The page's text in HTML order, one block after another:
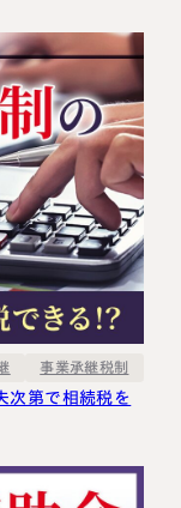
事業承継税制
次第で相続税を